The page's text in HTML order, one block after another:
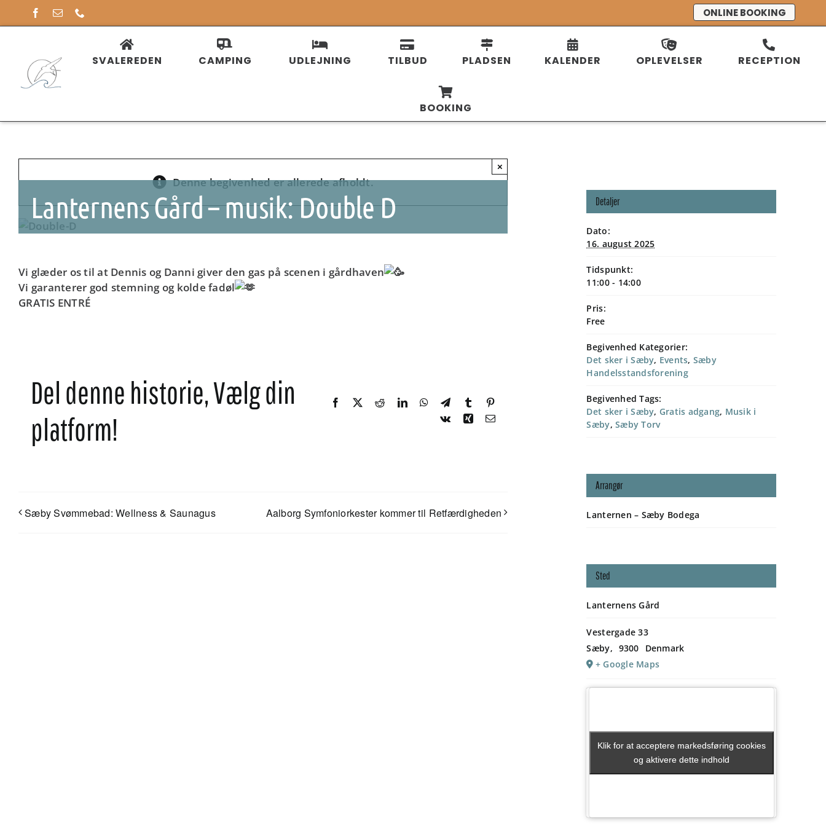
to
ONLINE BOOKING
SVALEREDEN CAMPING UDLEJNING TILBUD PLADSEN KALENDER OPLEVELSER RECEPTION
BOOKING
Denne begivenhed er allerede afholdt.
×
Lanternens Gård – musik: Double D
Vi glæder os til at Dennis og Danni giver den gas på scenen i gårdhaven
Vi garanterer god stemning og kolde fadøl
GRATIS ENTRÉ
Del denne historie, Vælg din
platform!
Facebook RedditLinkedInWhatsApp
TelegramTumblr
Vk
Xing E-
Sæby Svømmebad: Wellness & Saunagus Aalborg Symfoniorkester kommer til Retfærdigheden
Detaljer
Dato:
16. august 2025
Tidspunkt:
11:00 - 14:00
Pris:
Free
Begivenhed Kategorier:
Det sker i Sæby, Events, Sæby
Handelsstandsforening
Begivenhed Tags:
Det sker i Sæby, Gratis adgang, Musik i
Sæby,Sæby Torv
Arrangør
Lanternen – Sæby Bodega
Sted
Lanternens Gård
Vestergade 33
Sæby, 9300
Denmark
+ Google Maps
Klik for at acceptere markedsføring cookies
og aktivere dette indhold
Klik for at acceptere markedsføring cookies
og aktivere dette indhold